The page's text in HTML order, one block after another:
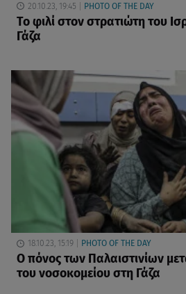
20.10.23, 19:45 PHOTO OF THE DAY
Το φιλί στον στρατιώτη του
Γάζα
18.10.23, 15:19 PHOTO OF THE DAY
Ο πόνος των Παλαιστινίων
του νοσοκομείου στη Γάζα